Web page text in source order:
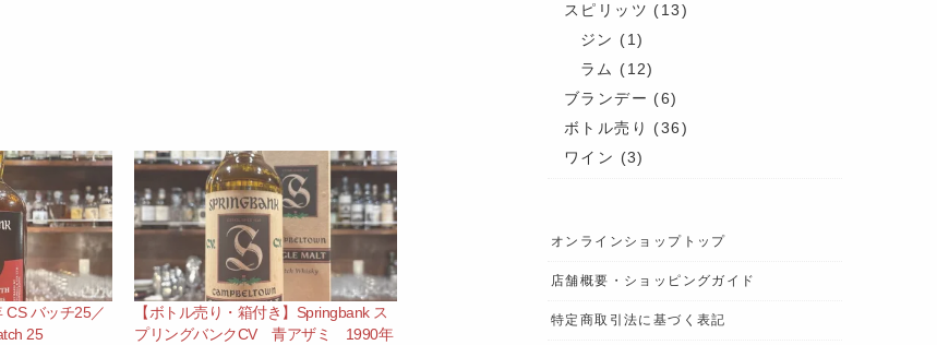
CS バッチ25／
25
【ボトル売り・箱付き】Springbank ス
プリングバンクCV 青アザミ 1990年
スピリッツ (13)
ジン (1)
ラム
(12)
ブランデー (6)
ボトル売り
(36)
ワイン (3)
オンラインショップトップ
店舗概要・ショッピングガイド
特定商取引法に基づく表記